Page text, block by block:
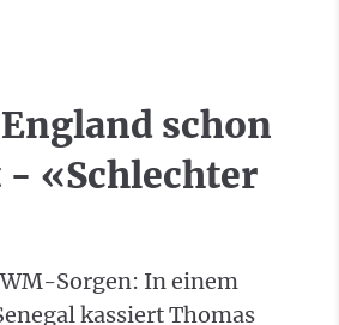
schon
- «Schlechter
Sorgen: In einem
kassiert Thomas